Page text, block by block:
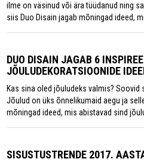
ilme on väsinud või ära tüüdanud ning
siis Duo Disain jagab mõningad ideed,
DUO DISAIN JAGAB 6
JÕULUDEKORATSIOONIDE
Kas sina oled jõuludeks valmis?
Jõulud on üks õnnelikumaid aegu ja
mõningad ideed, mis abistavad sind
SISUSTUSTRENDE 2017.